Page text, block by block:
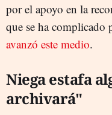
por el apoyo en la
que se ha complicado
avanzó este medio.
Niega estafa
archivará"